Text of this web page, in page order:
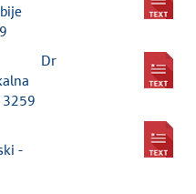
Srbije
-